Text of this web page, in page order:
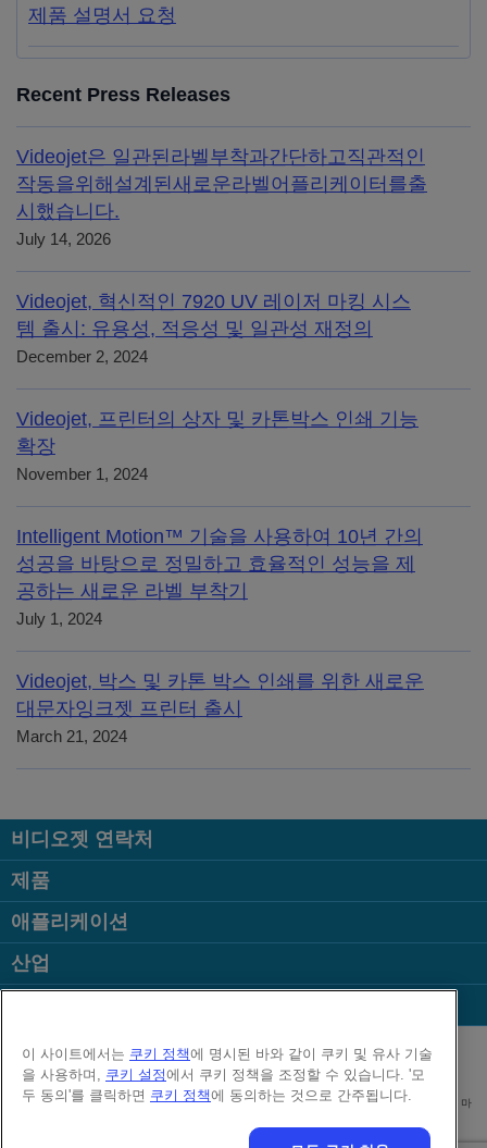
제품 설명서 요청
Recent Press Releases
Videojet은 일관된라벨부착과간단하고직관적인
작동을위해설계된새로운라벨어플리케이터를출
시했습니다.
July 14, 2026
Videojet, 혁신적인 7920 UV 레이저 마킹 시스
템 출시: 유용성, 적응성 및 일관성 재정의
December 2, 2024
Videojet, 프린터의 상자 및 카톤박스 인쇄 기능
확장
November 1, 2024
Intelligent Motion™ 기술을 사용하여 10년 간의
성공을 바탕으로 정밀하고 효율적인 성능을 제
공하는 새로운 라벨 부착기
July 1, 2024
Videojet, 박스 및 카톤 박스 인쇄를 위한 새로운
대문자잉크젯 프린터 출시
March 21, 2024
비디오젯 연락처
제품
애플리케이션
산업
대표이사 : 김중영 | 사업자등록번호 215-81-84746 | 대표번호 02-2118-7961 주소 : 서울시 마
이 사이트에서는 쿠키 정책에 명시된 바와 같이 쿠키 및 유사 기술
을 사용하며, 쿠키 설정에서 쿠키 정책을 조정할 수 있습니다. '모
두 동의'를 클릭하면 쿠키 정책에 동의하는 것으로 간주됩니다.